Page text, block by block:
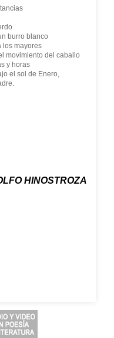
burro blanco
los mayores
movimiento del caballo
y horas
el sol de Enero,
HINOSTROZA